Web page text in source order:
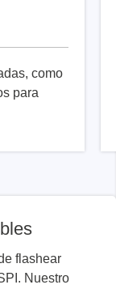
como
para
flashear
Nuestro